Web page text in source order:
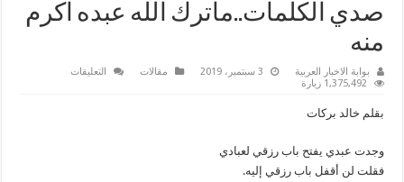
صدي الكلمات..ماترك الله عبده اكرم
منه
بوابة الاخبار العربية 3 سبتمبر، 2019 مقالات التعليقات
1,375,492 زيارة
بقلم خالد بركات
وجدت عبدي يفتح باب رزقي لعبادي
فقلت لن أقفل باب رزقي إليه.